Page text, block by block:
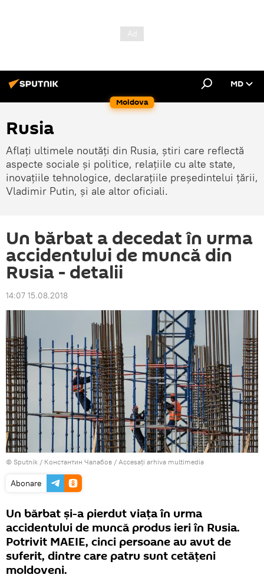
Moldova
MD
Rusia
Aflați ultimele noutăți din Rusia, știri care reflectă
aspecte sociale și politice, relațiile cu alte state,
inovațiile tehnologice, declarațiile președintelui țării,
Vladimir Putin, și ale altor oficiali.
Un bărbat a decedat în urma
accidentului de muncă din
Rusia - detalii
14:07 15.08.2018
© Sputnik / Константин Чалабов / Accesați arhiva multimedia
Abonare
Un bărbat și-a pierdut viața în urma
accidentului de muncă produs ieri în Rusia.
Potrivit MAEIE, cinci persoane au avut de
suferit, dintre care patru sunt cetățeni
moldoveni.